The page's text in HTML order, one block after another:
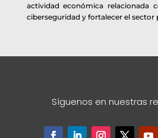
actividad económica relacionada
ciberseguridad y fortalecer el sector
Síguenos en nuestras